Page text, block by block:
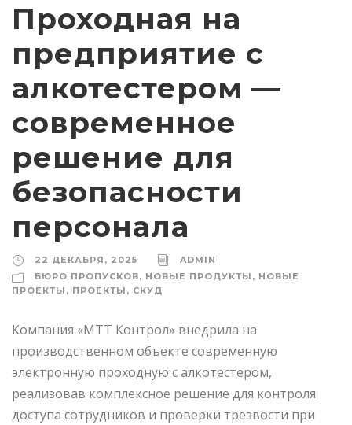
Проходная на
предприятие с
алкотестером —
современное
решение для
безопасности
персонала
22 ДЕКАБРЯ, 2025
ADMIN
БЮРО ПРОПУСКОВ, НОВЫЕ ПРОДУКТЫ , НОВЫЕ
ПРОЕКТЫ , ПРОЕКТЫ , СКУД
Компания «МТТ Контрол» внедрила на
производственном объекте современную
электронную проходную с алкотестером,
реализовав комплексное решение для контроля
доступа сотрудников и проверки трезвости при